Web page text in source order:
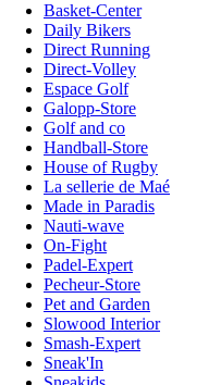
Basket-Center
Daily Bikers
Direct Running
Direct-Volley
Espace Golf
Galopp-Store
Golf and co
Handball-Store
House of Rugby
La sellerie de Maé
Made in Paradis
Nauti-wave
On-Fight
Padel-Expert
Pecheur-Store
Pet and Garden
Slowood Interior
Smash-Expert
Sneak'In